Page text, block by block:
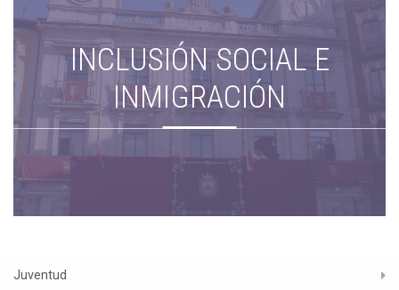
INCLUSIÓN SOCIAL E
INMIGRACIÓN
Juventud